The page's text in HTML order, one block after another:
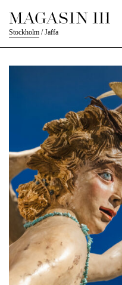
Stockholm /Jaffa